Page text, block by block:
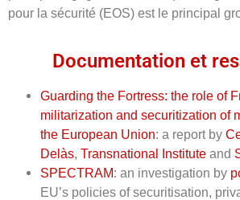
pour la sécurité (EOS) est le principal
Documentation et
Guarding the Fortress: the role of
militarization and securitization of
the European Union: a report by
Delàs, Transnational Institute and
SPECTRAM: an investigation by
EU’s policies of securitisation,